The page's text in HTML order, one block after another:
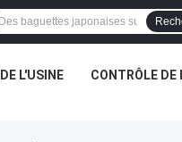
L'USINE CONTRÔLE DE